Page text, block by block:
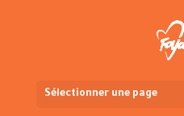
Sélectionner une page